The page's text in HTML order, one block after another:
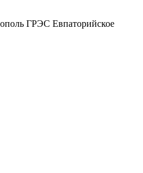
ГРЭС Евпаторийское